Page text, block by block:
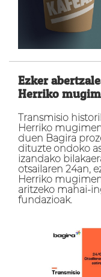
Ezker
Herriko
Transmisio
Herriko
duen Bagira
dituzte ondoko
izandako
otsailaren 24an,
Herriko
aritzeko mahai-
fundazioak.